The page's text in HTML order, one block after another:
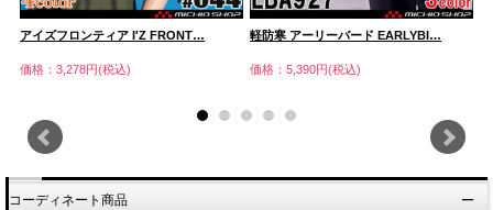
アイズフロンティア I'Z FRONT…
価格：3,278円(税込)
軽防寒 アーリーバード EARLYBI…
価格：5,390円(税込)
コーディネート商品